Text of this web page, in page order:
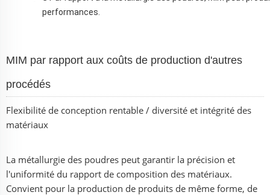
performances.
MIM par rapport aux coûts de production d'autres
procédés
Flexibilité de conception rentable / diversité et intégrité des
matériaux
La métallurgie des poudres peut garantir la précision et
l'uniformité du rapport de composition des matériaux.
Convient pour la production de produits de même forme, de